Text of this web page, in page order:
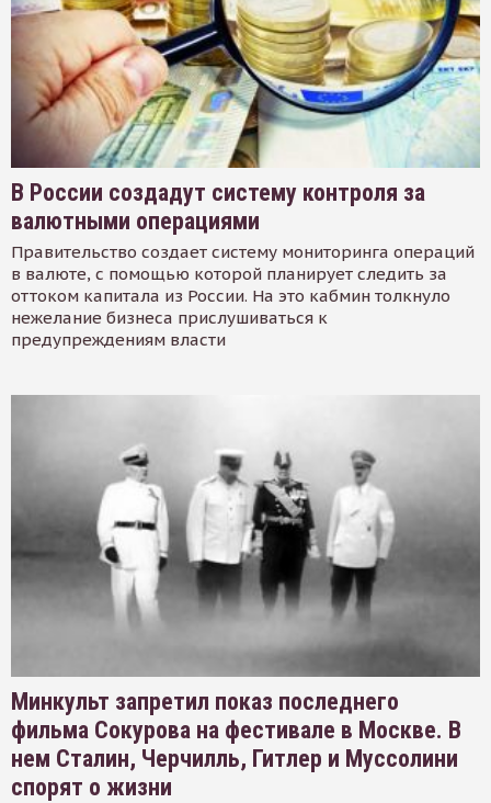
В России создадут систему контроля за
валютными операциями
Правительство создает систему мониторинга операций
в валюте, с помощью которой планирует следить за
оттоком капитала из России. На это кабмин толкнуло
нежелание бизнеса прислушиваться к
предупреждениям власти
Минкульт запретил показ последнего
фильма Сокурова на фестивале в Москве. В
нем Сталин, Черчилль, Гитлер и Муссолини
спорят о жизни